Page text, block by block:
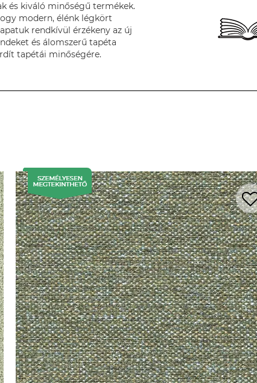
és kiváló minőségű termékek.
modern, élénk légkört
rendkívül érzékeny az új
és álomszerű tapéta
tapétái minőségére.